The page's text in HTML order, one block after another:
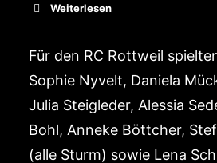
Weiterlesen
Für den RC Rottweil
Sophie Nyvelt, Daniela
Julia Steigleder, Alessia
Bohl, Anneke Böttcher,
(alle Sturm) sowie Lena